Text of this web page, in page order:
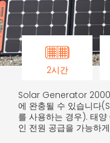
2시간
Solar Generator 2000
에 완충될 수 있습니다
를 사용하는 경우). 태
인 전원 공급을 가능하